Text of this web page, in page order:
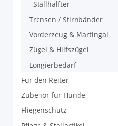
Stallhalfter
Trensen / Stirnbänder
Vorderzeug & Martingal
Zügel & Hilfszügel
Longierbedarf
Für den Reiter
Zubehör für Hunde
Fliegenschutz